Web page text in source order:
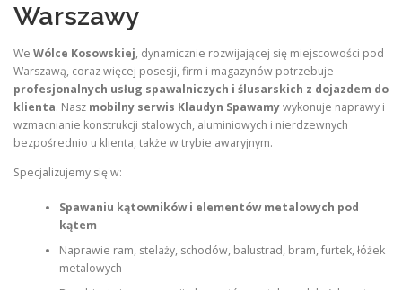
Warszawy
We Wólce Kosowskiej, dynamicznie rozwijającej się miejscowości pod
Warszawą, coraz więcej posesji, firm i magazynów potrzebuje
profesjonalnych usług spawalniczych i ślusarskich z dojazdem do
klienta. Nasz mobilny serwis Klaudyn Spawamywykonuje naprawy i
wzmacnianie konstrukcji stalowych, aluminiowych i nierdzewnych
bezpośrednio u klienta, także w trybie awaryjnym.
Specjalizujemy się w:
Spawaniu kątowników i elementów metalowych pod
kątem
Naprawie ram, stelaży, schodów, balustrad, bram, furtek, łóżek
metalowych